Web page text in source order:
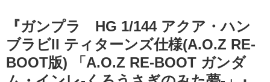
『ガンプラ HG ​1/144 ​アクア・ハン
ブラビII ​ティターンズ仕様(A.O.Z ​RE-
BOOT版) 「A.O.Z RE-BOOT ガンダ